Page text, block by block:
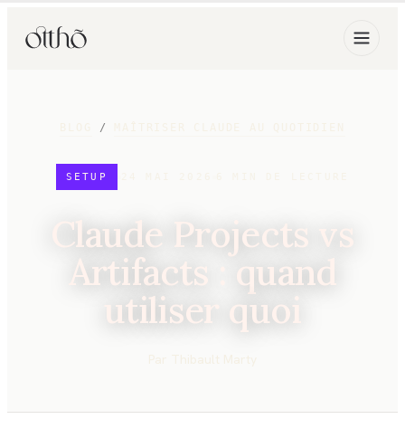
/
SETUP
Claude Projects vs
Artifacts : quand
utiliser quoi